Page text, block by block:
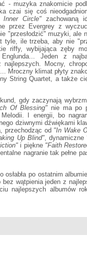
- muzyka znakomicie
czai się coś
Inner Circle" zachowaną
przez Evergrey z
"przesłodzić" muzyki, ale
tyle, ile trzeba, aby nie
riffy, wybijająca zęby
Jeden z
Mocny,
Mroczny klimat płyty
String Quartet, a także
gdy zaczynają
Of Blessing" nie ma po
I energii, bo
dziwnymi dźwiękami
przechodząc od "In Wake
Up Blind", dynamiczne
i piękne "Faith
nagranie tak pełne
osłabła po ostatnim albumie
bez wątpienia jeden z
najlepszych albumów